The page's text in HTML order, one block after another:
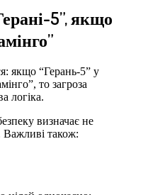
5”, якщо
якщо “Герань-5” у
то загроза
логіка.
визначає не
Важливі також: